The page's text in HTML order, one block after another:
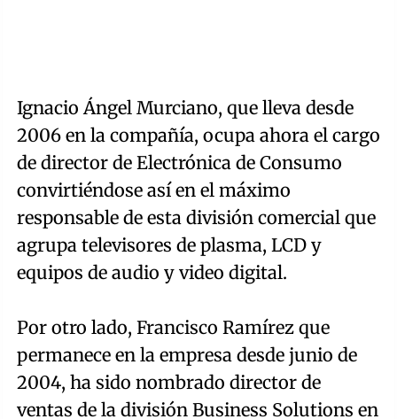
Ignacio Ángel Murciano, que lleva desde
2006 en la compañía, ocupa ahora el cargo
de director de Electrónica de Consumo
convirtiéndose así en el máximo
responsable de esta división comercial que
agrupa televisores de plasma, LCD y
equipos de audio y video digital.
Por otro lado, Francisco Ramírez que
permanece en la empresa desde junio de
2004, ha sido nombrado director de
ventas de la división Business Solutions en